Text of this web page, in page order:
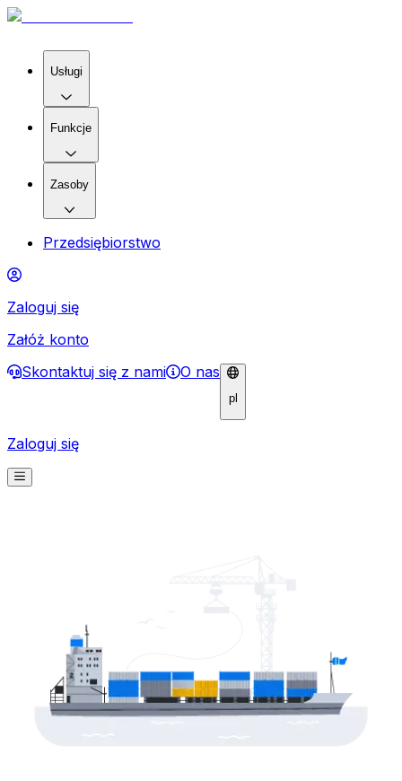
Usługi
Funkcje
Zasoby
Przedsiębiorstwo
Zaloguj się
Załóż konto
Skontaktuj się z nami
O nas
pl
Zaloguj się